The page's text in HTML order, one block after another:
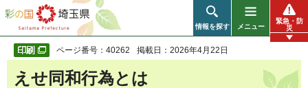
彩の国 埼玉県
情報を探す メニュー
緊急・防
災
ページ番号：40262 掲載日：2026年4月22日
えせ同和行為とは